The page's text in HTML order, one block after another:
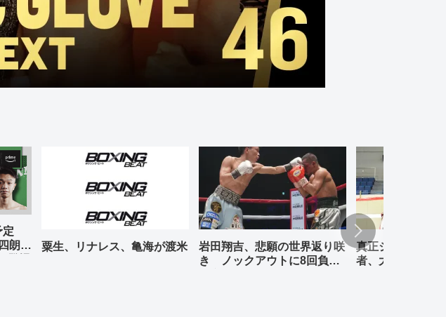
定
朗、
粟生、リナレス、亀海が渡米
岩田翔吉、悲願の世界返り咲
き ノックアウトに8回負傷
真正ジムの元
者、大橋哲朗、